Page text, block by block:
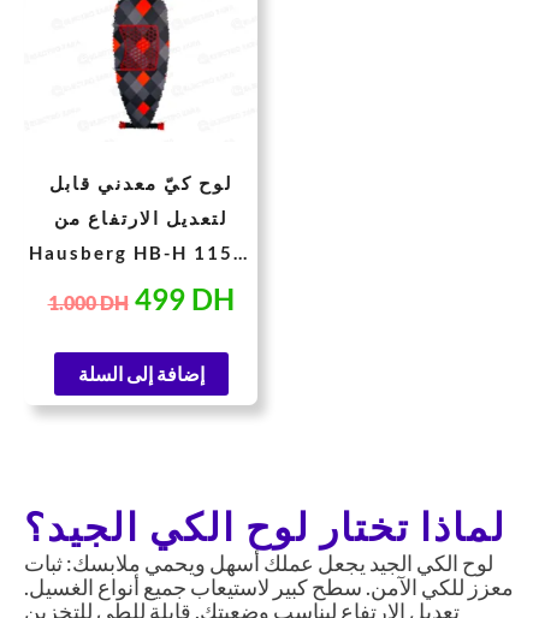
لوح كيّ معدني قابل
لتعديل الارتفاع من
Hausberg HB-H 115M
– مقاس 120×44 سم
1.000DH 499 DH
إضافة إلى السلة
لماذا تختار لوح الكي الجيد؟
لوح الكي الجيد يجعل عملك أسهل ويحمي ملابسك: ثبات
معزز للكي الآمن. سطح كبير لاستيعاب جميع أنواع الغسيل.
تعديل الارتفاع ليناسب وضعيتك. قابلة للطي للتخزين